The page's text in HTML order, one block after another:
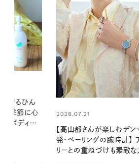
2026.06.01
える夜の爽やかご褒美ケア
PROMOTION